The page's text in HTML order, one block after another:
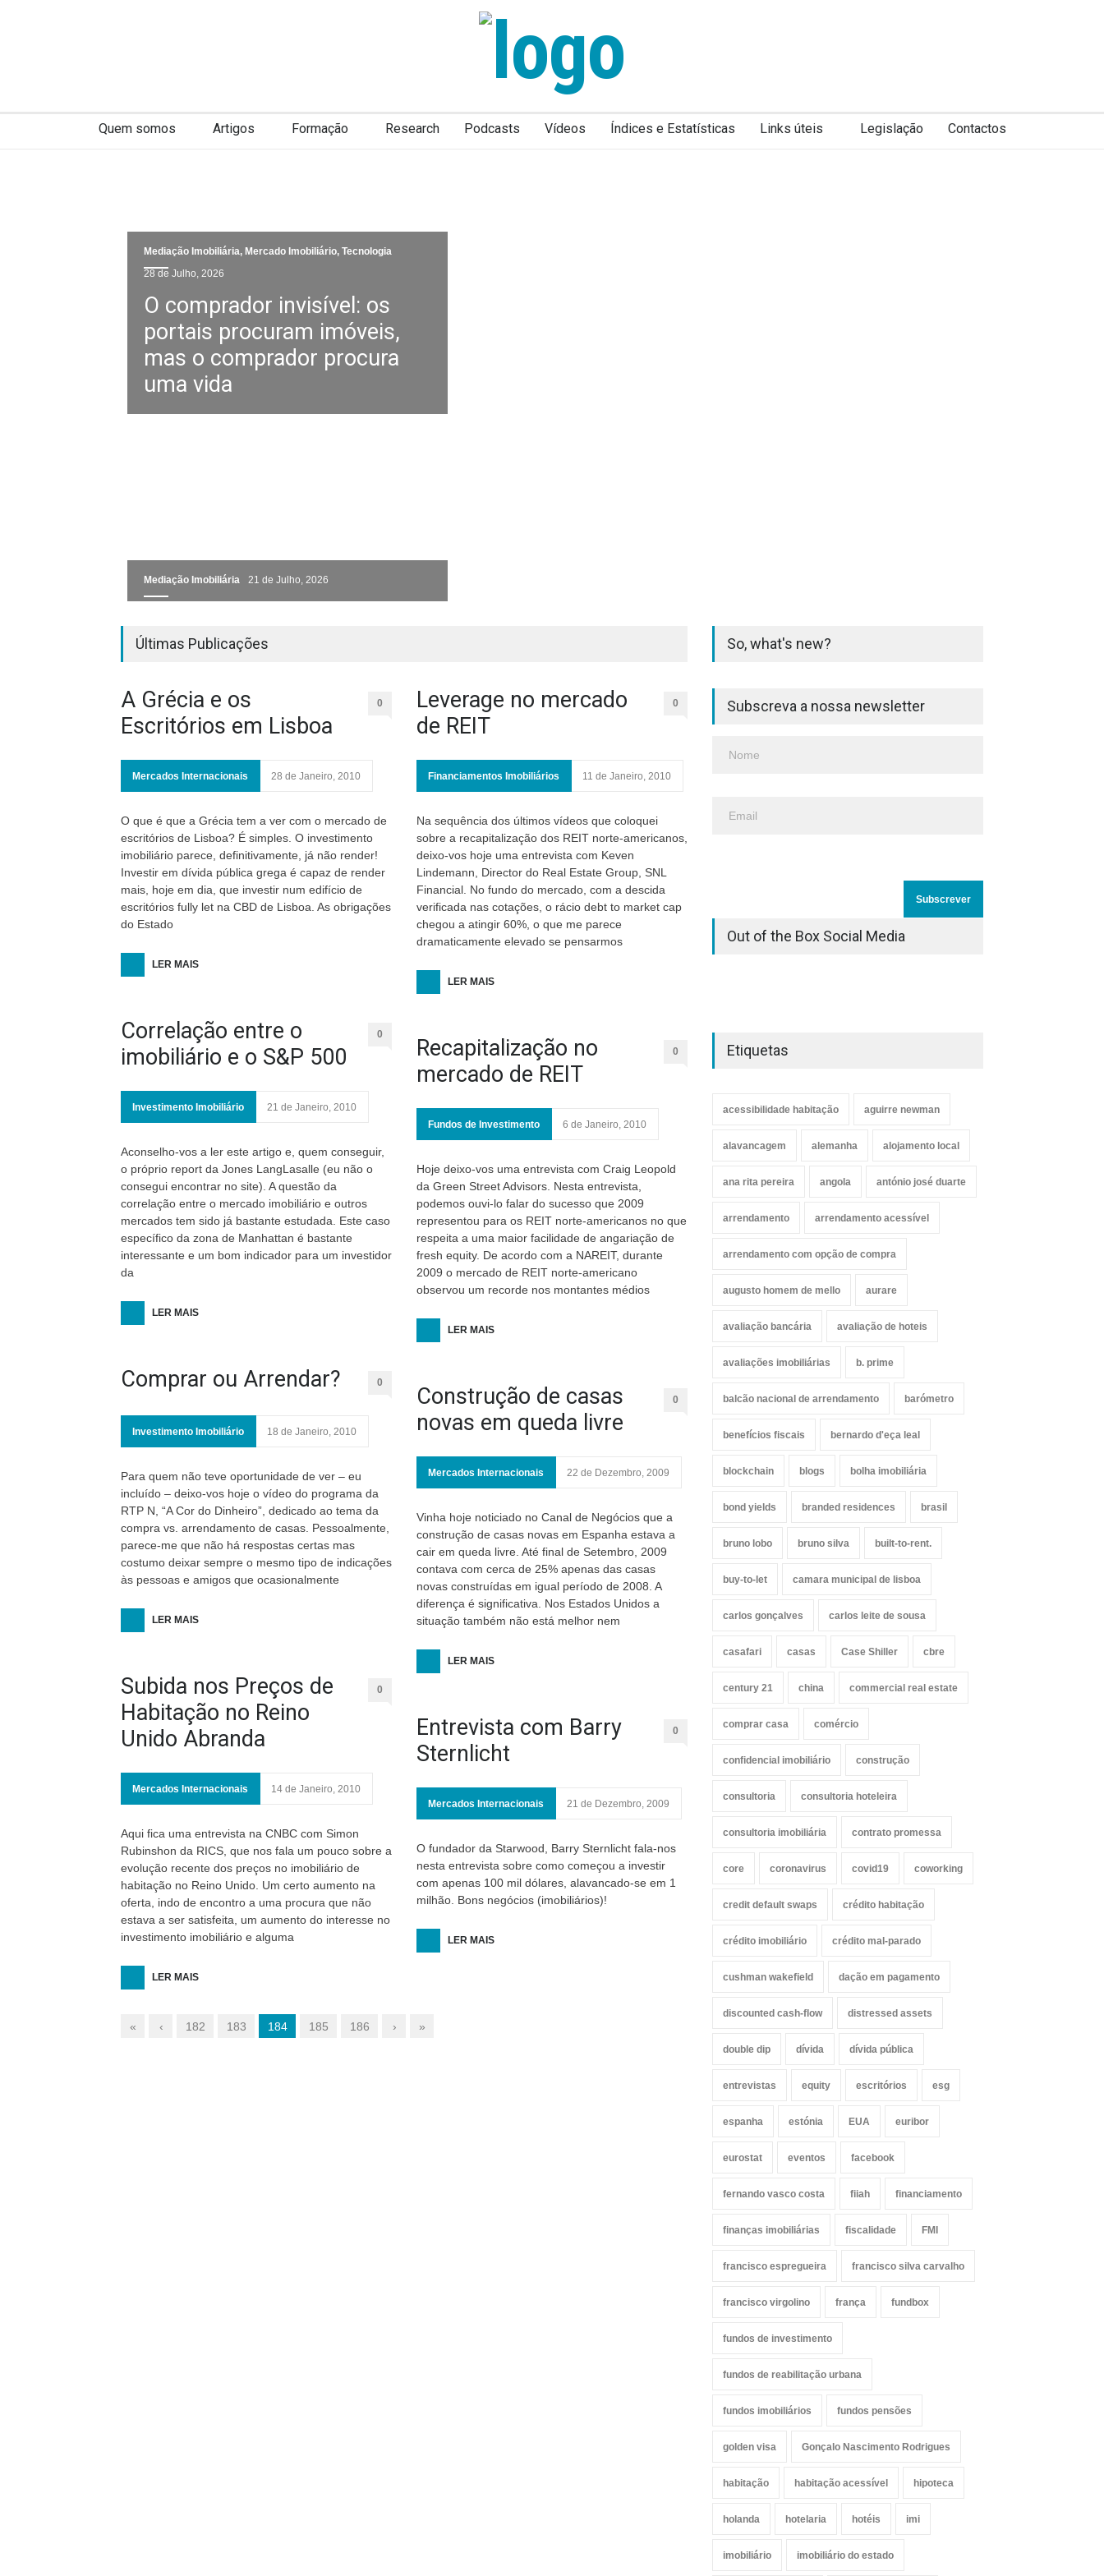
Quem somos Artigos Formação Research Podcasts Vídeos Índices e Estatísticas Links úteis Legislação Contactos
Mediação Imobiliária, Mercado Imobiliário, Tecnologia
28 de Julho, 2026
O comprador invisível: os
portais procuram imóveis,
mas o comprador procura
uma vida
Mediação Imobiliária 21 de Julho, 2026
Confiança, o verdadeiro
Portugal
Turismo, Hotelaria e Alojamento Local 14 de Julho, 2026
A evolução da hotelaria de
Luxo e Ultra-luxo
Mercado Imobiliário 9 de Julho, 2026
O Mercado da Habitação em
Portugal em 2026: novo
Research da Out of the Box
Fiscalidade 7 de Julho, 2026
“Pacote Habitação”:
alterações fiscais com
imobiliários
Mediação Imobiliária
A RE/MAX foi comprada. E o
broker português ficou no
meio
Últimas Publicações
A Grécia e os
Escritórios em Lisboa
0
Mercados Internacionais 28 de Janeiro, 2010
O que é que a Grécia tem a ver com o mercado de
escritórios de Lisboa? É simples. O investimento
imobiliário parece, definitivamente, já não render!
Investir em dívida pública grega é capaz de render
mais, hoje em dia, que investir num edifício de
escritórios fully let na CBD de Lisboa. As obrigações
do Estado
LER MAIS
Correlação entre o
imobiliário e o S&P 500
0
Investimento Imobiliário 21 de Janeiro, 2010
Aconselho-vos a ler este artigo e, quem conseguir,
o próprio report da Jones LangLasalle (eu não o
consegui encontrar no site). A questão da
correlação entre o mercado imobiliário e outros
mercados tem sido já bastante estudada. Este caso
específico da zona de Manhattan é bastante
interessante e um bom indicador para um investidor
da
LER MAIS
Comprar ou Arrendar? 0
Investimento Imobiliário 18 de Janeiro, 2010
Para quem não teve oportunidade de ver – eu
incluído – deixo-vos hoje o vídeo do programa da
RTP N, “A Cor do Dinheiro”, dedicado ao tema da
compra vs. arrendamento de casas. Pessoalmente,
parece-me que não há respostas certas mas
costumo deixar sempre o mesmo tipo de indicações
às pessoas e amigos que ocasionalmente
LER MAIS
Subida nos Preços de
Habitação no Reino
Unido Abranda
0
Mercados Internacionais 14 de Janeiro, 2010
Aqui fica uma entrevista na CNBC com Simon
Rubinshon da RICS, que nos fala um pouco sobre a
evolução recente dos preços no imobiliário de
habitação no Reino Unido. Um certo aumento na
oferta, indo de encontro a uma procura que não
estava a ser satisfeita, um aumento do interesse no
investimento imobiliário e alguma
LER MAIS
Leverage no mercado
de REIT
0
Financiamentos Imobiliários 11 de Janeiro, 2010
Na sequência dos últimos vídeos que coloquei
sobre a recapitalização dos REIT norte-americanos,
deixo-vos hoje uma entrevista com Keven
Lindemann, Director do Real Estate Group, SNL
Financial. No fundo do mercado, com a descida
verificada nas cotações, o rácio debt to market cap
chegou a atingir 60%, o que me parece
dramaticamente elevado se pensarmos
LER MAIS
Recapitalização no
mercado de REIT
0
Fundos de Investimento 6 de Janeiro, 2010
Hoje deixo-vos uma entrevista com Craig Leopold
da Green Street Advisors. Nesta entrevista,
podemos ouvi-lo falar do sucesso que 2009
representou para os REIT norte-americanos no que
respeita a uma maior facilidade de angariação de
fresh equity. De acordo com a NAREIT, durante
2009 o mercado de REIT norte-americano
observou um recorde nos montantes médios
LER MAIS
Construção de casas
novas em queda livre
0
Mercados Internacionais 22 de Dezembro, 2009
Vinha hoje noticiado no Canal de Negócios que a
construção de casas novas em Espanha estava a
cair em queda livre. Até final de Setembro, 2009
contava com cerca de 25% apenas das casas
novas construídas em igual período de 2008. A
diferença é significativa. Nos Estados Unidos a
situação também não está melhor nem
LER MAIS
Entrevista com Barry
Sternlicht
0
Mercados Internacionais 21 de Dezembro, 2009
O fundador da Starwood, Barry Sternlicht fala-nos
nesta entrevista sobre como começou a investir
com apenas 100 mil dólares, alavancado-se em 1
milhão. Bons negócios (imobiliários)!
LER MAIS
« ‹ 182 183 184 185 186 › »
So, what's new?
Subscreva a nossa newsletter
Out of the Box Social Media
Etiquetas
acessibilidade habitação aguirre newman
alavancagem alemanha alojamento local
ana rita pereira angola antónio josé duarte
arrendamento arrendamento acessível
arrendamento com opção de compra
augusto homem de mello aurare
avaliação bancária avaliação de hoteis
avaliações imobiliárias b. prime
balcão nacional de arrendamento barómetro
benefícios fiscais bernardo d'eça leal
blockchain blogs bolha imobiliária
bond yields branded residences brasil
bruno lobo bruno silva built-to-rent.
buy-to-let camara municipal de lisboa
carlos gonçalves carlos leite de sousa
casafari casas Case Shiller cbre
century 21 china commercial real estate
comprar casa comércio
confidencial imobiliário construção
consultoria consultoria hoteleira
consultoria imobiliária contrato promessa
core coronavirus covid19 coworking
credit default swaps crédito habitação
crédito imobiliário crédito mal-parado
cushman wakefield dação em pagamento
discounted cash-flow distressed assets
double dip dívida dívida pública
entrevistas equity escritórios esg
espanha estónia EUA euribor
eurostat eventos facebook
fernando vasco costa fiiah financiamento
finanças imobiliárias fiscalidade FMI
francisco espregueira francisco silva carvalho
francisco virgolino frança fundbox
fundos de investimento
fundos de reabilitação urbana
fundos imobiliários fundos pensões
golden visa Gonçalo Nascimento Rodrigues
habitação habitação acessível hipoteca
holanda hotelaria hotéis imi
imobiliário imobiliário do estado